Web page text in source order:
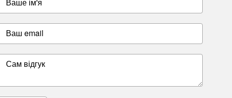
Ваш email
Сам відгук